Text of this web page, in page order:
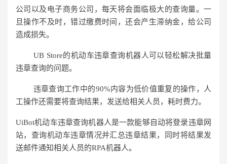
公司以及电子商务公司，每天将会面临极大的查询量。一
旦操作不及时，错过缴费时间，还会产生滞纳金，给公司
造成损失。
UB Store的机动车违章查询机器人可以轻松解决批量
违章查询的问题。
违章查询工作中的90%内容为低价值重复的操作，人
工操作还需要将查询结果，发送给相关人员，耗时费力。
UiBot机动车违章查询机器人是一款能够自动将登录违章网
站，查询机动车违章情况并汇总违章结果，同时将结果发
送邮件通知相关人员的RPA机器人。